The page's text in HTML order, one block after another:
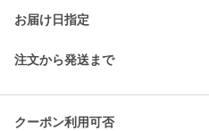
お届け日指定
注文から発送まで
クーポン利用可否